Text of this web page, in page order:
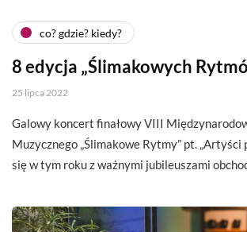
co? gdzie? kiedy?
8 edycja „Ślimakowych
25 lipca 2022
Galowy koncert finałowy VIII
Muzycznego „Ślimakowe Rytmy” pt. „Artyści
się w tym roku z ważnymi jubileuszami